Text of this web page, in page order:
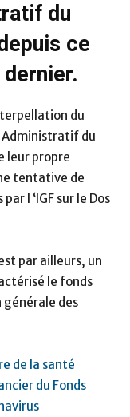
du
ce
du
Administratif du
leur propre
tentative de
l ‘IGF sur le Dos
par ailleurs, un
le fonds
générale des
de la santé
du Fonds